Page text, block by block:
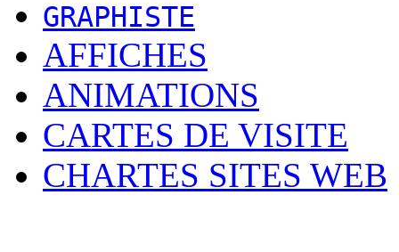
GRAPHISTE
AFFICHES
ANIMATIONS
CARTES DE VISITE
CHARTES SITES WEB